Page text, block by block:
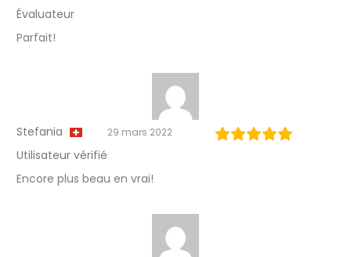
Évaluateur
Parfait!
Stefania
Utilisateur vérifié
29 mars 2022
Encore plus beau en vrai!